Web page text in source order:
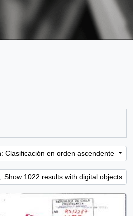
Clasificación en orden ascendente
Show 1022 results with digital objects